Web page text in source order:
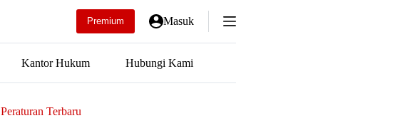
Premium Masuk
Kantor Hukum Hubungi Kami
Peraturan Terbaru